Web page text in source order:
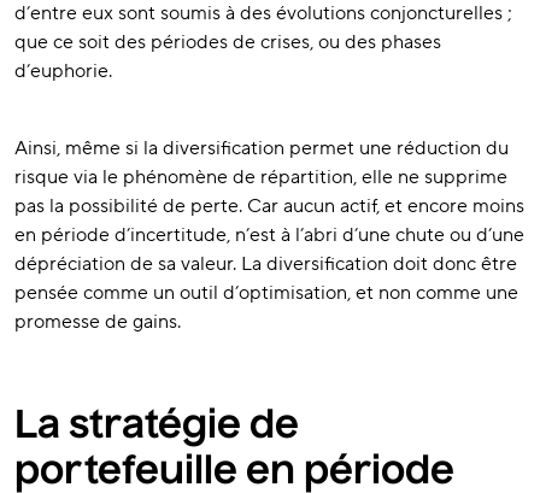
d’entre eux sont soumis à des évolutions conjoncturelles ;
que ce soit des périodes de crises, ou des phases
d’euphorie.
Ainsi, même si la diversification permet une réduction du
risque via le phénomène de répartition, elle ne supprime
pas la possibilité de perte. Car aucun actif, et encore moins
en période d’incertitude, n’est à l’abri d’une chute ou d’une
dépréciation de sa valeur. La diversification doit donc être
pensée comme un outil d’optimisation, et non comme une
promesse de gains.
La stratégie de
portefeuille en période